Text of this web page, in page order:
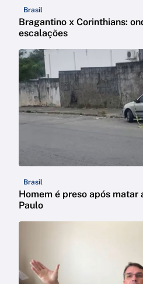
Brasil
Bragantino x Corinthians:
escalações
Brasil
Homem é preso após matar
Paulo